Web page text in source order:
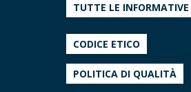
TUTTE LE INFORMATIVE
CODICE ETICO
POLITICA DI QUALITÀ